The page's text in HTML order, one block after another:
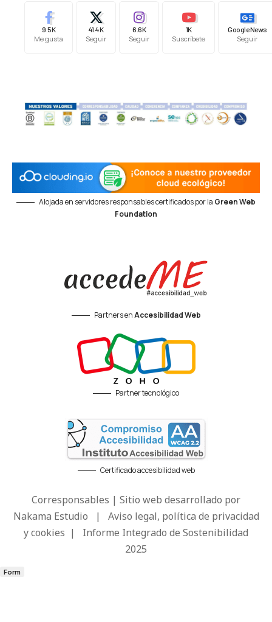
9.5K
Me gusta
41.4K
Seguir
6.6K
Seguir
1K
Suscríbete
Google News
Seguir
Alojada en servidores responsables certificados por la Green Web
Foundation
Partners enAccesibilidad Web
Partner tecnológico
Certificado accesibilidad web
Corresponsables | Sitio web desarrollado por
Nakama Estudio | Aviso legal, política de privacidad
y cookies | Informe Integrado de Sostenibilidad
2025
Form